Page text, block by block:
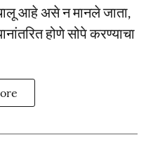
आहे असे न मानले जाता,
होणे सोपे करण्याचा